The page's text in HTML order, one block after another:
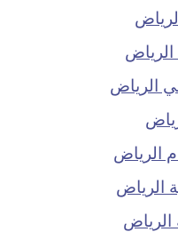
الرياض
الرياض
الرياض